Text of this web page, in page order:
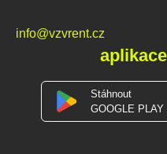
info@vzvrent.cz
Stáhnout
GOOGLE PLAY